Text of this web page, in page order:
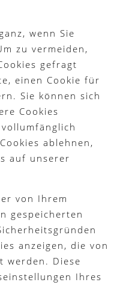
wenn Sie
zu vermeiden,
gefragt
einen Cookie für
Sie können sich
Cookies
ablehnen,
auf unserer
von Ihrem
gespeicherten
anzeigen, die von
werden. Diese
Ihres